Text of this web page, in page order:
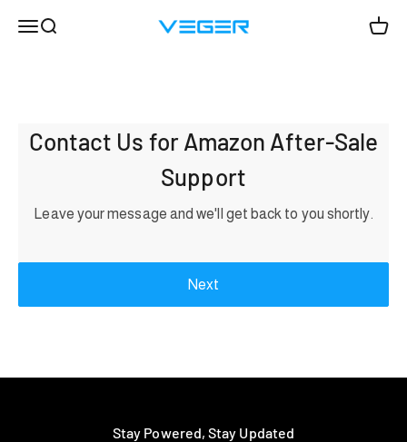
MenùCerca VEGER
Contact Us for Amazon After-Sale
Support
Leave your message and we'll get back to you shortly.
Next
Stay Powered, Stay Updated